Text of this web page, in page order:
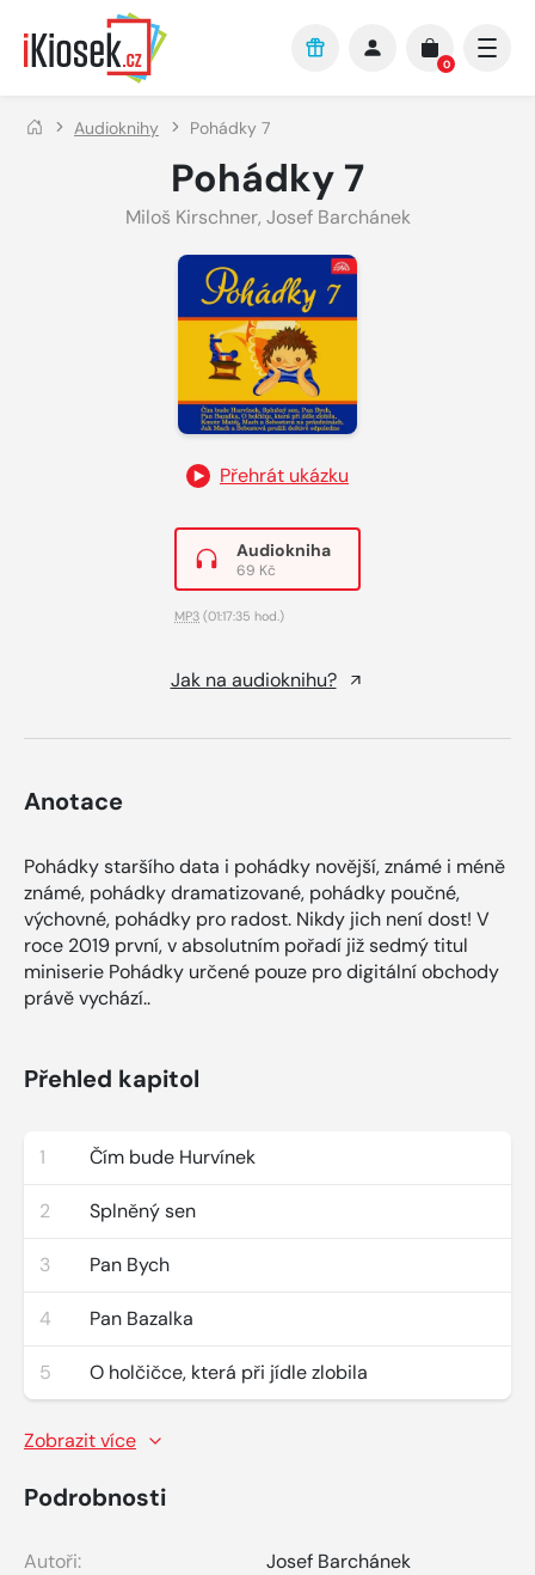
Přejít na hlavní obsah
0
Audioknihy Pohádky 7
Pohádky 7
Miloš Kirschner, Josef Barchánek
Přehrát ukázku
Audiokniha
69 Kč
MP3 (01:17:35 hod.)
Jak na audioknihu?
Anotace
Pohádky staršího data i pohádky novější, známé i méně
známé, pohádky dramatizované, pohádky poučné,
výchovné, pohádky pro radost. Nikdy jich není dost! V
roce 2019 první, v absolutním pořadí již sedmý titul
miniserie Pohádky určené pouze pro digitální obchody
právě vychází..
Přehled kapitol
1 Čím bude Hurvínek
2 Splněný sen
3 Pan Bych
4 Pan Bazalka
5 O holčičce, která při jídle zlobila
Zobrazit více
Podrobnosti
Autoři:
Josef Barchánek